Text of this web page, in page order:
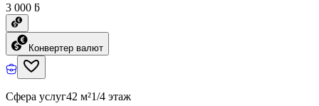
3 000 ƃ
Конвертер валют
Сфера услуг42 м²1/4 этаж